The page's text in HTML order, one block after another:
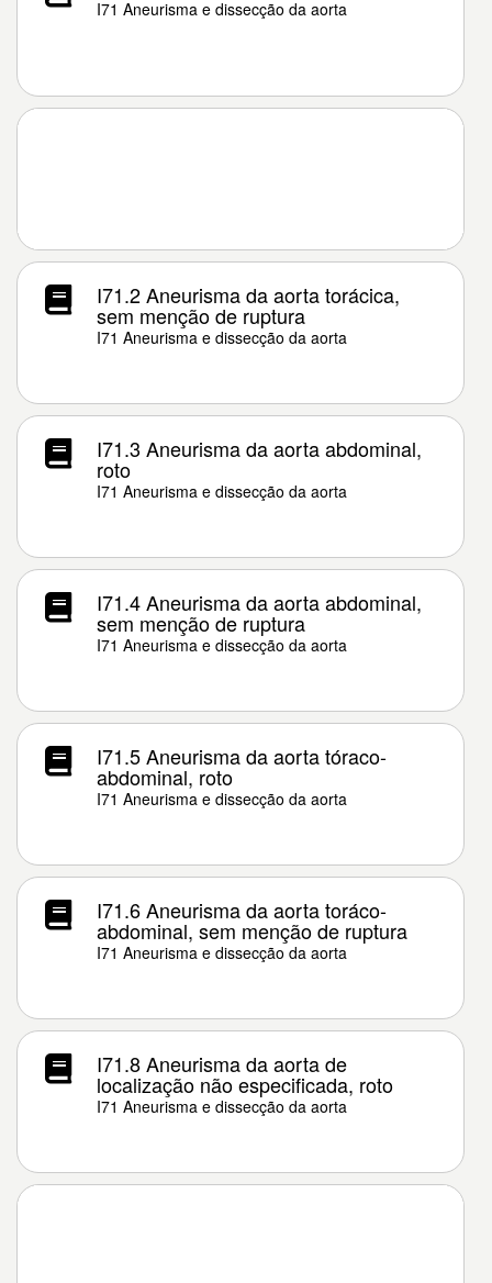
I71 Aneurisma e dissecção da aorta
I71.2 Aneurisma da aorta torácica,
sem menção de ruptura
I71 Aneurisma e dissecção da aorta
I71.3 Aneurisma da aorta abdominal,
roto
I71 Aneurisma e dissecção da aorta
I71.4 Aneurisma da aorta abdominal,
sem menção de ruptura
I71 Aneurisma e dissecção da aorta
I71.5 Aneurisma da aorta tóraco-
abdominal, roto
I71 Aneurisma e dissecção da aorta
I71.6 Aneurisma da aorta toráco-
abdominal, sem menção de ruptura
I71 Aneurisma e dissecção da aorta
I71.8 Aneurisma da aorta de
localização não especificada, roto
I71 Aneurisma e dissecção da aorta